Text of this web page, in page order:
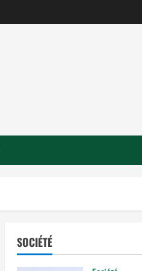
SOCIÉTÉ